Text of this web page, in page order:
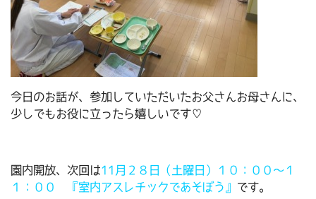
今日のお話が、参加していただいたお父さんお母さんに、
少しでもお役に立ったら嬉しいです♡
園内開放、次回は11月２８日（土曜日）１０：００～１
１：００ 『室内アスレチックであそぼう』
です。